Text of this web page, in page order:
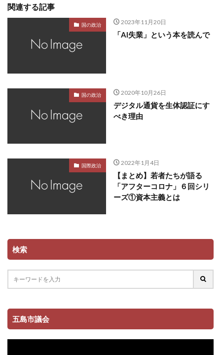
関連する記事
国の政治 2023年11月20日
「AI失業」という本を読んで
国の政治 2020年10月26日
デジタル通貨を生体認証にす
べき理由
国際政治 2022年1月4日
【まとめ】若者たちが語る
「アフターコロナ」６回シリ
ーズ①資本主義とは
検索
五島市議会
動